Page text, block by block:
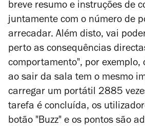
breve resumo e instruções de
juntamente com o número de
arrecadar. Além disto, vai
perto as consequências
comportamento", por exemplo,
ao sair da sala tem o mesmo
carregar um portátil 2885
tarefa é concluída, os
botão "Buzz" e os pontos são